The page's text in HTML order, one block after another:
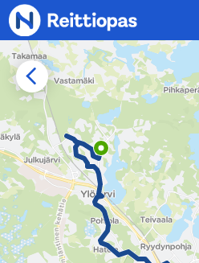
Siirry sisältöön